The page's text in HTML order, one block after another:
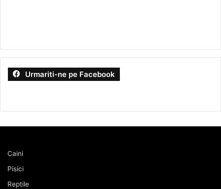
Urmariti-ne pe Facebook
Caini
Pisici
Reptile